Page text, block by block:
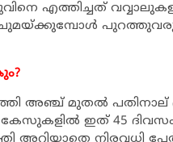
എത്തിച്ചത്
ചുമയ്ക്കുമ്പോള്‍
അഞ്ച് മുതല്‍ പതിനാല്
ഇത് 45